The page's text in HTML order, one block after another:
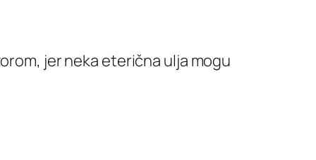
jer neka eterična ulja mogu